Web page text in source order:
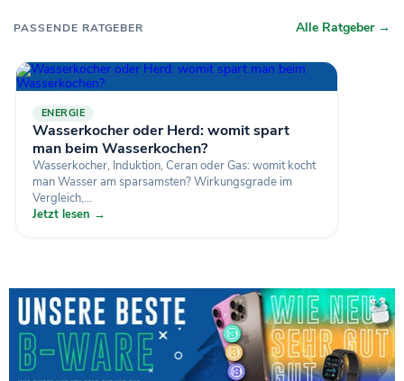
PASSENDE RATGEBER Alle Ratgeber →
ENERGIE
Wasserkocher oder Herd: womit spart
man beim Wasserkochen?
Wasserkocher, Induktion, Ceran oder Gas: womit kocht
man Wasser am sparsamsten? Wirkungsgrade im
Vergleich,...
Jetzt lesen →